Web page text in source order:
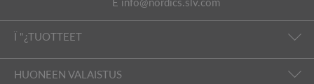
Ï "¿TUOTTEET
HUONEEN VALAISTUS